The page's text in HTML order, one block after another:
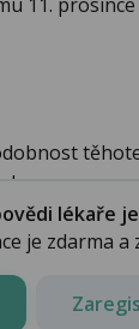
na...
lékaře
je zdarma